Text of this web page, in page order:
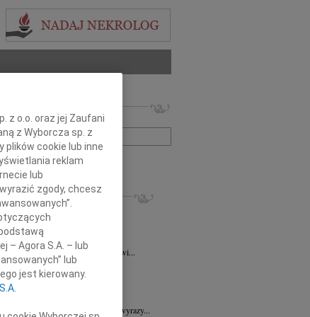
lub numer ogłoszenia:
+ szukanie zaawansowane
Korony07.08.2026 Wrocław
żalem i smutkiem przyjęliśmy...
06.08.2026
Przyjacielowi Michałowi Łuczakowi...
Wrocław
wyrazy najgłębszego...
Januszowi Kaspryszynowi wyrazy...
z o.o. oraz jej Zaufani
z Wyborcza sp. z
plików cookie lub inne
reklam
lub
zgody, chcesz
– Agora S.A. – lub
lub
jest kierowany.